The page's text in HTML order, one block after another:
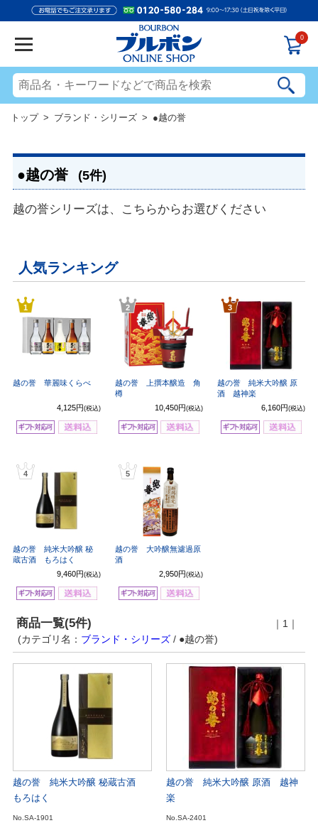
0
トップ> ブランド・シリーズ > ●越の誉
●越の誉 (5件)
越の誉シリーズは、こちらからお選びください
人気ランキング
1
越の誉 華麗味くらべ
4,125円 (税込)
2
越の誉 上撰本醸造 角
樽
10,450円 (税込)
3
越の誉 純米大吟醸 原
酒 越神楽
6,160円(税込)
4
越の誉 純米大吟醸 秘
蔵古酒 もろはく
9,460円 (税込)
5
越の誉 大吟醸無濾過原
酒
2,950円 (税込)
商品一覧(5件)
｜1｜
(カテゴリ名： ブランド・シリーズ/ ●越の誉)
越の誉 純米大吟醸 秘蔵古酒
もろはく
No.SA-1901
越の誉 純米大吟醸 原酒 越神
楽
No.SA-2401